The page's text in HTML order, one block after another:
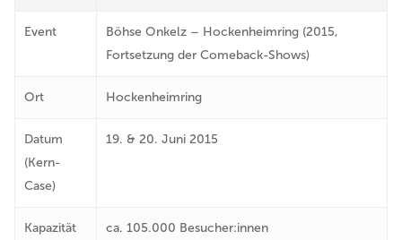
Event
Böhse Onkelz – Hockenheimring (2015,
Fortsetzung der Comeback-Shows)
Ort Hockenheimring
Datum
(Kern-
Case)
19. & 20. Juni 2015
Kapazität
ca. 105.000 Besucher:innen